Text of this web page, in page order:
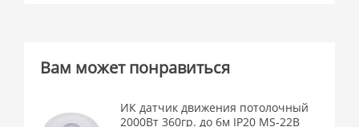
Вам может понравиться
ИК датчик движения потолочный
2000Вт 360гр. до 6м IP20 MS-22B